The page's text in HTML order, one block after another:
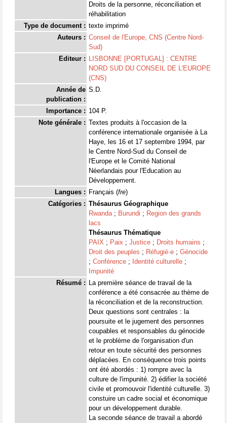
Droits de la personne, réconciliation et
réhabilitation
Type de document : texte imprimé
Auteurs : Conseil de l'Europe, CNS (Centre Nord-
Sud)
Editeur : LISBONNE [PORTUGAL] : CENTRE
NORD SUD DU CONSEIL DE L'EUROPE
(CNS)
Année de
publication :
S.D.
Importance : 104 P.
Note générale : Textes produits à l'occasion de la
conférence internationale organisée à La
Haye, les 16 et 17 septembre 1994, par
le Centre Nord-Sud du Conseil de
l'Europe et le Comité National
Néerlandais pour l'Education au
Développement.
Langues : Français (fre)
Catégories : Thésaurus Géographique
Rwanda; Burundi ; Region des grands
lacs
Thésaurus Thématique
PAIX ; Paix ; Justice ; Droits humains ;
Droit des peuples ; Réfugié·e ; Génocide
; Conférence ; Identité culturelle ;
Impunité
Résumé : La première séance de travail de la
conférence a été consacrée au thème de
la réconciliation et de la reconstruction.
Deux questions sont centrales : la
poursuite et le jugement des personnes
coupables et responsables du génocide
et le problème de l'organisation d'un
retour en toute sécurité des personnes
déplacées. En conséquence trois points
ont été abordés : 1) rompre avec la
culture de l'impunité. 2) édifier la société
civile et promouvoir l'identité culturelle. 3)
constuire un cadre social et économique
pour un développement durable.
La seconde séance de travail a abordé